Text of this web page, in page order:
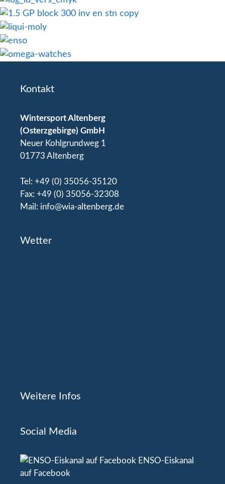
Kontakt
Wintersport Altenberg
(Osterzgebirge) GmbH
Neuer Kohlgrundweg 1
01773 Altenberg
Tel: +49 (0) 35056-35120
Fax: +49 (0) 35056-32308
Mail: info@wia-altenberg.de
Wetter
Weitere Infos
Social Media
ENSO-Eiskanal
auf Facebook